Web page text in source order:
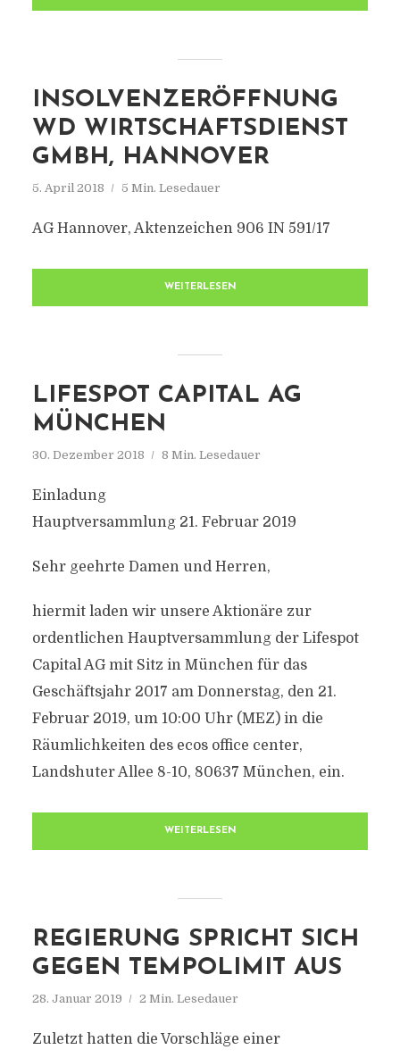
INSOLVENZERÖFFNUNG
WD WIRTSCHAFTSDIENST
GMBH, HANNOVER
5. April 2018 5 Min. Lesedauer
AG Hannover, Aktenzeichen 906 IN 591/17
WEITERLESEN
LIFESPOT CAPITAL AG
MÜNCHEN
30. Dezember 2018 8 Min. Lesedauer
Einladung
Hauptversammlung 21. Februar 2019
Sehr geehrte Damen und Herren,
hiermit laden wir unsere Aktionäre zur
ordentlichen Hauptversammlung der Lifespot
Capital AG mit Sitz in München für das
Geschäftsjahr 2017 am Donnerstag, den 21.
Februar 2019, um 10:00 Uhr (MEZ) in die
Räumlichkeiten des ecos office center,
Landshuter Allee 8-10, 80637 München, ein.
WEITERLESEN
REGIERUNG SPRICHT SICH
GEGEN TEMPOLIMIT AUS
28. Januar 2019 2 Min. Lesedauer
Zuletzt hatten die Vorschläge einer